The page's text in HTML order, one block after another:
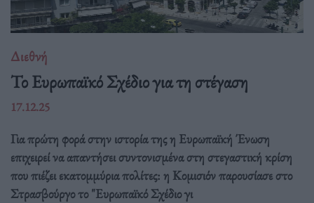
Διεθνή
Το Ευρωπαϊκό Σχέδιο για τη στέγαση
17.12.25
Για πρώτη φορά στην ιστορία της η Ευρωπαϊκή Ένωση
επιχειρεί να απαντήσει συντονισμένα στη στεγαστική κρίση
που πιέζει εκατομμύρια πολίτες: η Κομισιόν παρουσίασε στο
Στρασβούργο το "Ευρωπαϊκό Σχέδιο γι